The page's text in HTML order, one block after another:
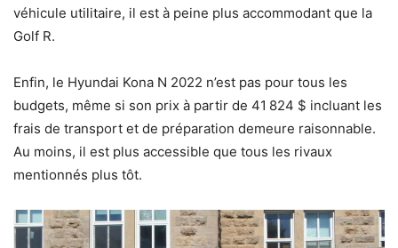
véhicule utilitaire, il est à peine plus accommodant que la
Golf R.
Enfin, le Hyundai Kona N 2022 n’est pas pour tous les
budgets, même si son prix à partir de 41 824 $ incluant les
frais de transport et de préparation demeure raisonnable.
Au moins, il est plus accessible que tous les rivaux
mentionnés plus tôt.